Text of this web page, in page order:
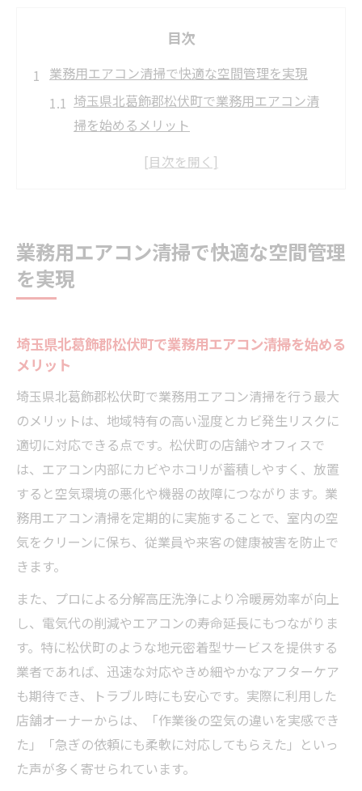
目次
業務用エアコン清掃で快適な空間管理を実現
埼玉県北葛飾郡松伏町で業務用エアコン清
掃を始めるメリット
業務用エアコン清掃の効果を引き出すコツ
業務用エアコン清掃頻度目安と実践ポイン
ト一覧
清掃依頼なら業務用エアコンの料金相場を把握
業務用エアコン清掃の料金相場比較表
依頼前に知りたい業務用エアコン料金のポ
イント
埼玉県北葛飾郡松伏町で見られる料金帯の
特徴
業務用エアコンタイプ別の清掃費用目安
料金が変動する要因とその対策
専門業者による業務用エアコン清掃の流れ
業務用エアコン清掃の標準的な作業工程一
覧
清掃前の現地確認とヒアリングの重要性
分解洗浄で業務用エアコン内部まで徹底的
に
オプション追加時の作業内容とその効果
作業後のチェックポイントと注意事項
業務用エアコン清掃で快適な空間管理
を実現
埼玉県北葛飾郡松伏町で業務用エアコン清掃を始める
メリット
埼玉県北葛飾郡松伏町で業務用エアコン清掃を行う最大
のメリットは、地域特有の高い湿度とカビ発生リスクに
適切に対応できる点です。松伏町の店舗やオフィスで
は、エアコン内部にカビやホコリが蓄積しやすく、放置
すると空気環境の悪化や機器の故障につながります。業
務用エアコン清掃を定期的に実施することで、室内の空
気をクリーンに保ち、従業員や来客の健康被害を防止で
きます。
また、プロによる分解高圧洗浄により冷暖房効率が向上
し、電気代の削減やエアコンの寿命延長にもつながりま
す。特に松伏町のような地元密着型サービスを提供する
業者であれば、迅速な対応やきめ細やかなアフターケア
も期待でき、トラブル時にも安心です。実際に利用した
店舗オーナーからは、「作業後の空気の違いを実感でき
た」「急ぎの依頼にも柔軟に対応してもらえた」といっ
た声が多く寄せられています。